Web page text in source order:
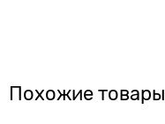
Похожие товары